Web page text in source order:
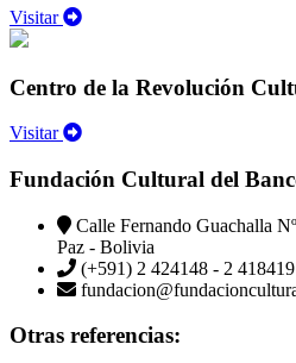
Visitar
Centro de la Revolución
Visitar
Fundación Cultural del
Calle Fernando Guachalla
Paz - Bolivia
(+591) 2 424148 - 2 418419
Otras referencias: